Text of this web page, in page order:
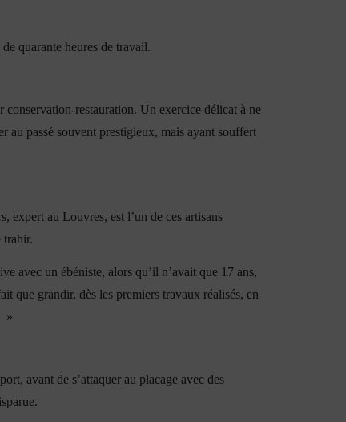
quarante heures de travail.
conservation-restauration. Un exercice délicat à ne
au passé souvent prestigieux, mais ayant souffert
expert au Louvres, est l’un de ces artisans
trahir.
avec un ébéniste, alors qu’il n’avait que 17 ans,
que grandir, dès les premiers travaux réalisés, en
»
avant de s’attaquer au placage avec des